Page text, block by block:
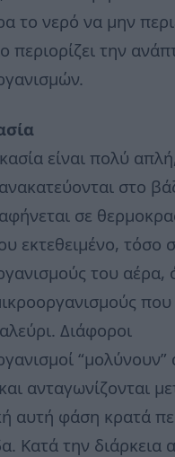
το νερό να μην
περιορίζει την
είναι πολύ
στο
σε
εκτεθειμένο, τόσο
του αέρα,
που
Διάφοροι
“μολύνουν”
ανταγωνίζονται
αυτή φάση κρατά
Κατά την διάρκεια